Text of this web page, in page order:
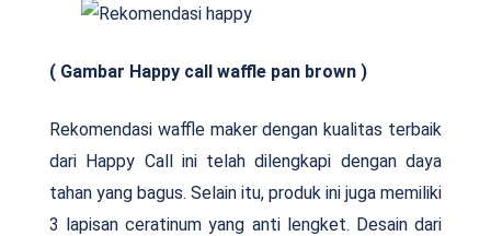
( Gambar Happy call waffle pan brown )
Rekomendasi waffle maker dengan kualitas terbaik
dari Happy Call ini telah dilengkapi dengan daya
tahan yang bagus. Selain itu, produk ini juga memiliki
3 lapisan ceratinum yang anti lengket. Desain dari